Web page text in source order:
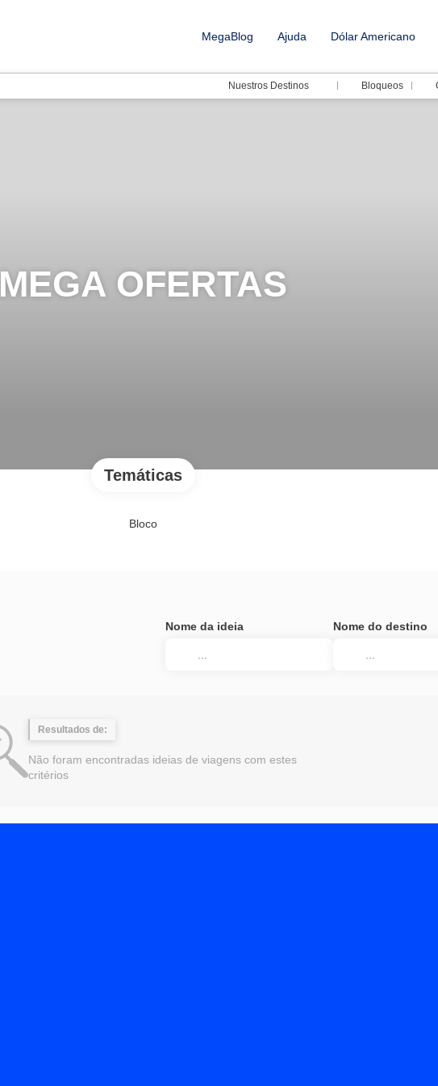
MegaBlog Ajuda Dólar Americano
Nuestros Destinos Bloqueos
MEGA OFERTAS
Temáticas
Bloco
Nome da ideia Nome do destino
Resultados de:
Não foram encontradas ideias de viagens com estes
critérios